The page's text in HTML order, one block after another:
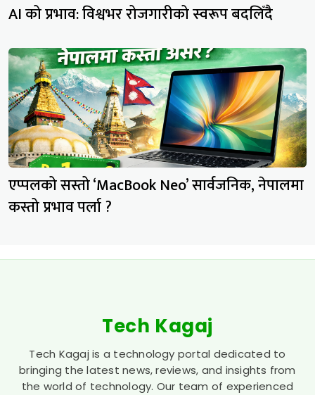
AI को प्रभाव: विश्वभर रोजगारीको स्वरूप बदलिँदै
एप्पलको सस्तो ‘MacBook Neo’ सार्वजनिक, नेपालमा
कस्तो प्रभाव पर्ला ?
Tech Kagaj
Tech Kagaj is a technology portal dedicated to
bringing the latest news, reviews, and insights from
the world of technology. Our team of experienced